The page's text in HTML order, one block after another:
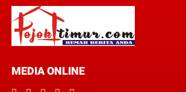
MEDIA ONLINE